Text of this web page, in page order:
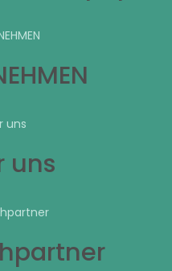
uns
uns